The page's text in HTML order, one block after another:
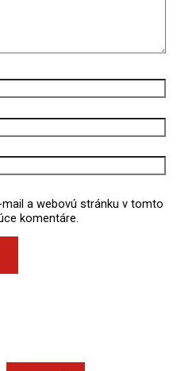
a webovú stránku v tomto
komentáre.